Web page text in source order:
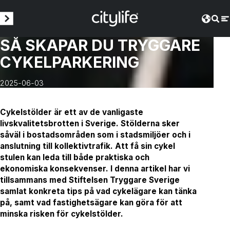
SÅ SKAPAR DU TRYGGARE
CYKELPARKERING
2025-06-03
Cykelstölder är ett av de vanligaste
livskvalitetsbrotten i Sverige. Stölderna sker
såväl i bostadsområden som i stadsmiljöer och i
anslutning till kollektivtrafik. Att få sin cykel
stulen kan leda till både praktiska och
ekonomiska konsekvenser. I denna artikel har vi
tillsammans med Stiftelsen Tryggare Sverige
samlat konkreta tips på vad cykelägare kan tänka
på, samt vad fastighetsägare kan göra för att
minska risken för cykelstölder.